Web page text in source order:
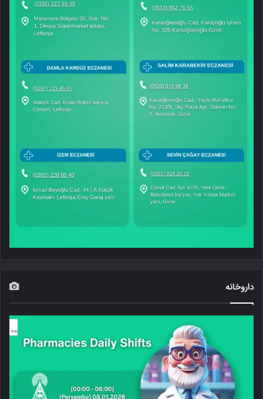
داروخانه